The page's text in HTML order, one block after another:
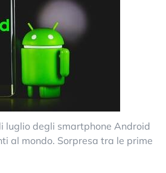
luglio degli smartphone Android
al mondo. Sorpresa tra le prime